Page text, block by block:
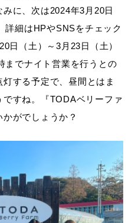
に、次は2024年3月20日
詳細はHPやSNSをチェック
日（土）～3月23日（土）
までナイト営業を行うとの
する予定で、昼間とはま
すね。『TODAベリーファ
がでしょうか？